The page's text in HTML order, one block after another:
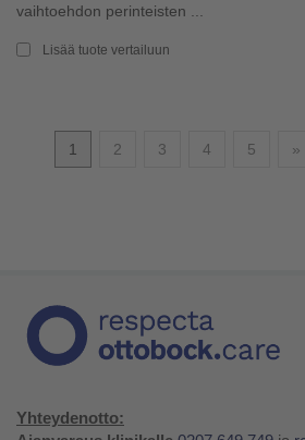
vaihtoehdon perinteisten ...
Lisää tuote vertailuun
1 2 3 4 5 »
Yhteydenotto: